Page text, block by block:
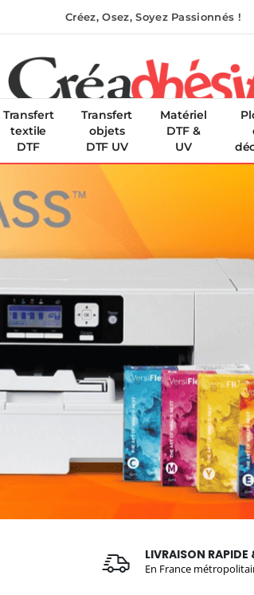
Créez, Osez, Soyez Passionnés !
Transfert
textile
DTF
Transfert
objets
DTF UV
Matériel
DTF &
UV
LIVRAISON
En France